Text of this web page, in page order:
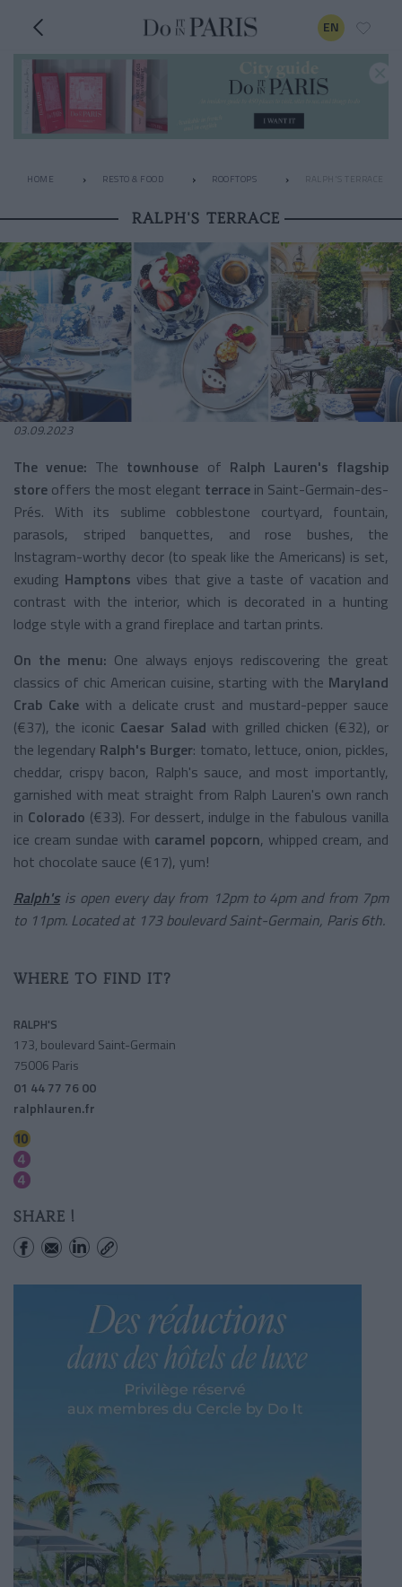
EN
HOME RESTO & FOOD ROOFTOPS RALPH'S TERRACE
RALPH'S TERRACE
03.09.2023
The venue: The townhouse of Ralph Lauren's flagship
store offers the most elegant terrace in Saint-Germain-des-
Prés. With its sublime cobblestone courtyard, fountain,
parasols, striped banquettes, and rose bushes, the
Instagram-worthy decor (to speak like the Americans) is set,
exuding Hamptons vibes that give a taste of vacation and
contrast with the interior, which is decorated in a hunting
lodge style with a grand fireplace and tartan prints.
On the menu: One always enjoys rediscovering the great
classics of chic American cuisine, starting with the Maryland
Crab Cakewith a delicate crust and mustard-pepper sauce
(€37), the iconic Caesar Salad with grilled chicken (€32), or
the legendary Ralph's Burger: tomato, lettuce, onion, pickles,
cheddar, crispy bacon, Ralph's sauce, and most importantly,
garnished with meat straight from Ralph Lauren's own ranch
in Colorado (€33). For dessert, indulge in the fabulous vanilla
ice cream sundae with caramel popcorn, whipped cream, and
hot chocolate sauce (€17), yum!
Ralph'sis open every day from 12pm to 4pm and from 7pm
to 11pm. Located at 173 boulevard Saint-Germain, Paris 6th.
WHERE TO FIND IT?
RALPH'S
173, boulevard Saint-Germain
75006 Paris
01 44 77 76 00
ralphlauren.fr
SHARE !